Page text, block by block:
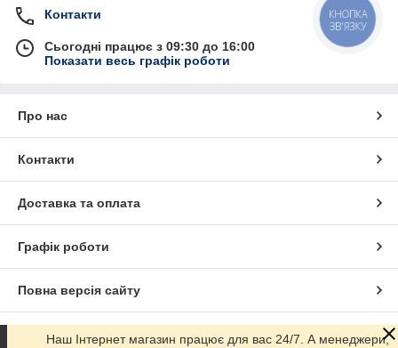
Контакти
Сьогодні працює з 09:30 до 16:00
Показати весь графік роботи
Про нас
Контакти
Доставка та оплата
Графік роботи
Повна версія сайту
Сайт створено на маркетплейсі
Наш Інтернет магазин працює для вас 24/7. А менеджери,
КНОПКА
ЗВ'ЯЗКУ